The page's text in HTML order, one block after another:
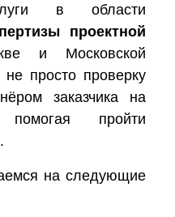
в области
проектной
и Московской
просто проверку
заказчика на
помогая пройти
на следующие